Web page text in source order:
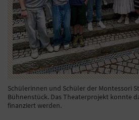
Schülerinnen und Schüler der Montessori
Bühnenstück. Das Theaterprojekt konnte
finanziert werden.